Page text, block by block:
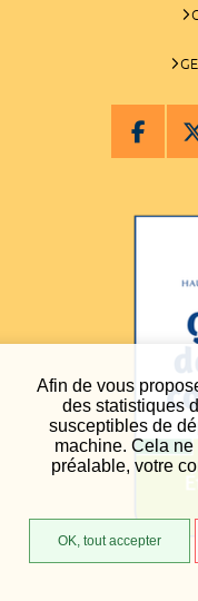
Afin de vous
des statistiques
susceptibles de
machine. Cela
préalable, votre
OK, tout accepter